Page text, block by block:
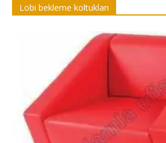
Lobi bekleme koltukları